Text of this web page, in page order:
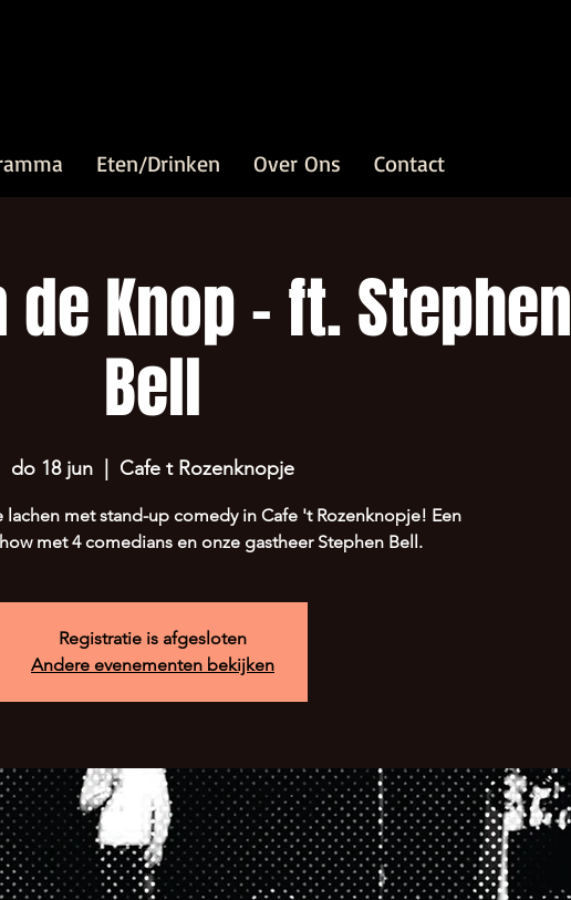
Eten/Drinken Over Ons Contact
Knop - ft. Stephen
Bell
do 18 jun Cafe t Rozenknopje
lachen met stand-up comedy in Cafe 't Rozenknopje! Een
met 4 comedians en onze gastheer Stephen Bell.
Registratie is afgesloten
Andere evenementen bekijken